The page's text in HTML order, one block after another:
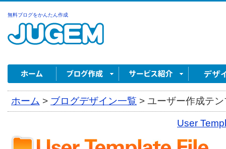
無料ブログをかんたん作成
ホーム > ブログデザイン一覧 > ユーザー作成テ
User